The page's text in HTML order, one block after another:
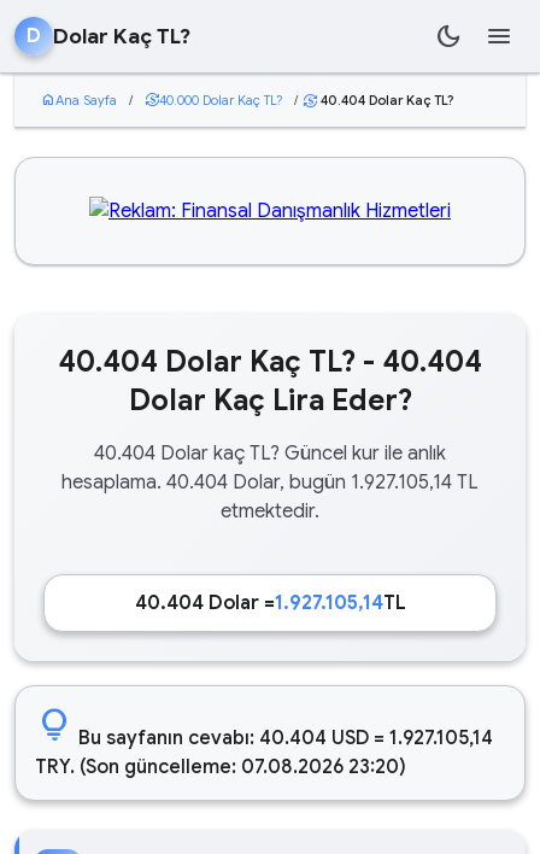
D Dolar Kaç TL? dark_mode menu
homeAna Sayfa / currency_exchange40.000 Dolar Kaç TL? / currency_exchange 40.404 Dolar Kaç TL?
40.404 Dolar Kaç TL? - 40.404
Dolar Kaç Lira Eder?
40.404 Dolar kaç TL? Güncel kur ile anlık
hesaplama. 40.404 Dolar, bugün 1.927.105,14 TL
etmektedir.
40.404 Dolar =1.927.105,14TL
lightbulb Bu sayfanın cevabı: 40.404 USD = 1.927.105,14
TRY. (Son güncelleme: 07.08.2026 23:20)